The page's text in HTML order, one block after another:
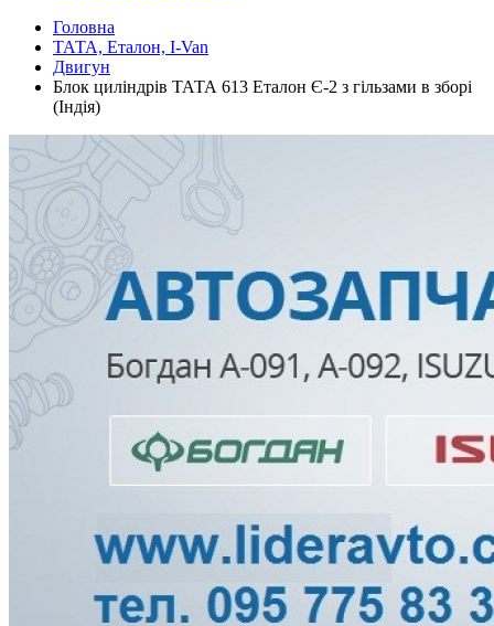
Головна
ТАТА, Еталон, I-Van
Двигун
Блок циліндрів ТАТА 613 Еталон Є-2 з гільзами в зборі
(Індія)